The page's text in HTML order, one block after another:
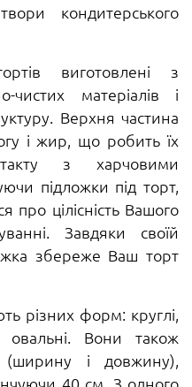
кондитерського
виготовлені з
чистих матеріалів і
Верхня частина
і жир, що робить їх
з харчовими
підложки під торт,
цілісність Вашого
Завдяки своїй
збереже Ваш торт
різних форм: круглі,
овальні. Вони також
і довжину),
40 см. З одного